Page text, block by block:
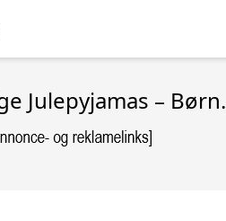
Julepyjamas – Børn.